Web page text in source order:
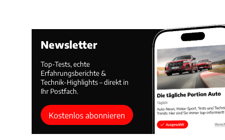
Newsletter
Top-Tests, echte
Erfahrungsberichte &
Technik-Highlights – direkt in
Ihr Postfach.
Kostenlos abonnieren